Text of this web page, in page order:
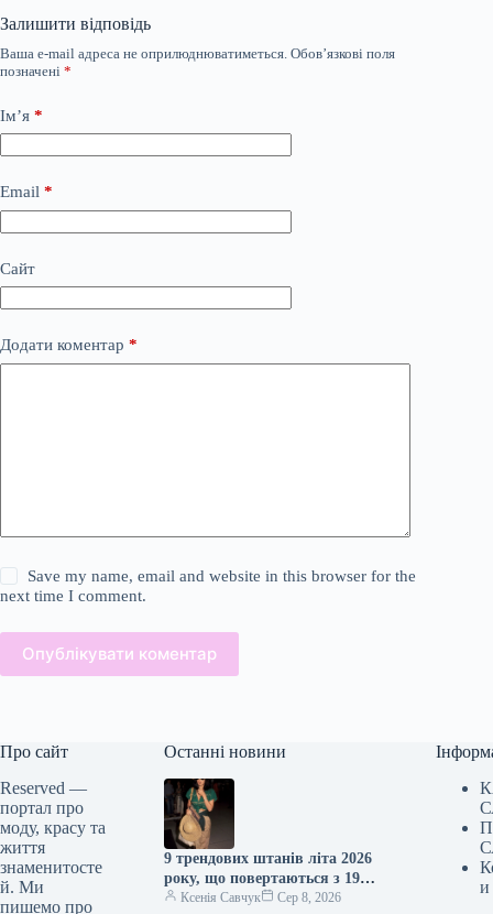
Залишити відповідь
Ваша e-mail адреса не оприлюднюватиметься. Обов’язкові поля
позначені *
Ім’я *
Email *
Сайт
Додати коментар *
Save my name, email and website in this browser for the
next time I comment.
Опублікувати коментар
Про сайт
Reserved —
портал про
моду, красу та
життя
знаменитосте
й. Ми
пишемо про
Останні новини
9 трендових штанів літа 2026
року, що повертаються з 1970-
х
Ксенія Савчук
Сер 8, 2026
и